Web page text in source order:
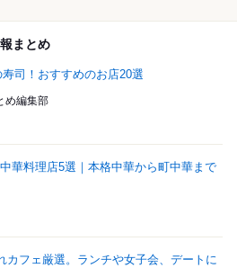
まとめ
司！おすすめのお店20選
め編集部
華料理店5選｜本格中華から町中華まで
カフェ厳選。ランチや女子会、デートに